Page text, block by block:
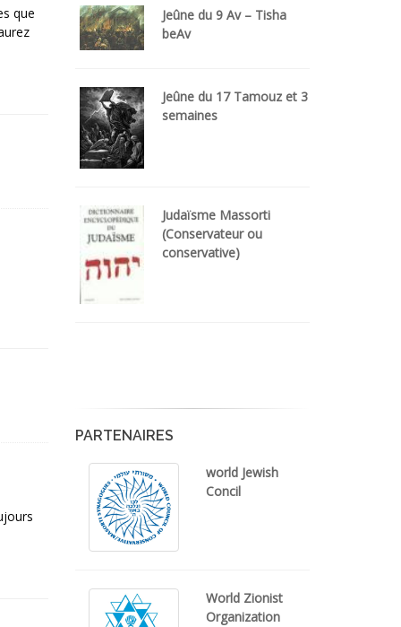
que
Jeûne du 9 Av – Tisha
beAv
Jeûne du 17 Tamouz et 3
semaines
Judaïsme Massorti
(Conservateur ou
conservative)
PARTENAIRES
world Jewish
Concil
World Zionist
Organization